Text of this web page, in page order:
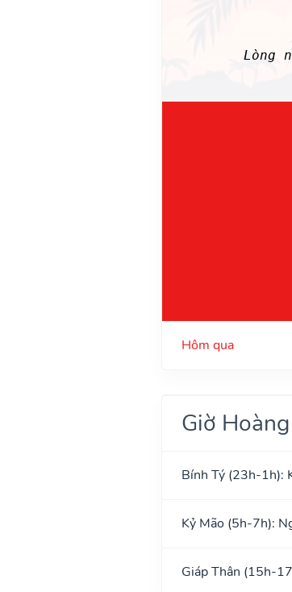
Lòng
Hôm qua
Giờ
Bính Tý (23h-1h):
Kỷ Mão (5h-7h):
Giáp Thân (15h-